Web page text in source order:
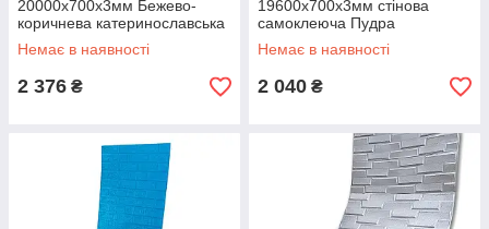
20000x700x3мм Бежево-
коричнева катеринославська
цегла стінова самоклеюча
ПВХ SW-00002570
Немає в наявності
2 376 ₴
19600x700x3мм стінова
самоклеюча Пудра
однотонна декоративна ПВХ
SW-00001919
Немає в наявності
2 040 ₴